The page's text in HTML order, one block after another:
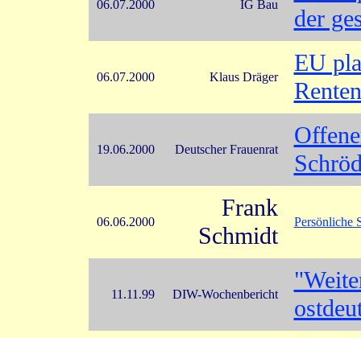
06.07.2000 IG Bau
der
06.07.2000 Klaus Dräger
EU
19.06.2000 Deutscher Frauenrat
06.06.2000
Frank
Schmidt
Persönliche
11.11.99 DIW-Wochenbericht